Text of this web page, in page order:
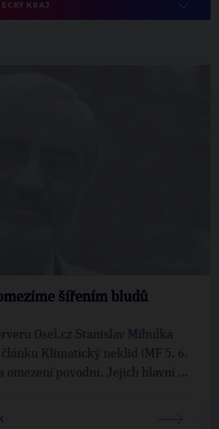
KRAJ
šířením bludů
Osel.cz Stanislav Mihulka
článku Klimatický neklid (MF 5. 6.
omezení povodní. Jejich hlavní ...